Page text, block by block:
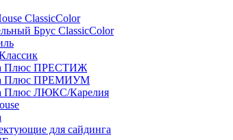
ClassicColor
Брус ClassicColor
Плюс ПРЕСТИЖ
Плюс ПРЕМИУМ
Плюс ЛЮКС/Карелия
для сайдинга